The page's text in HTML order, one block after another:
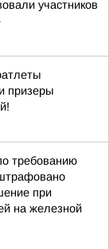
участников
призеры
требованию
при
на железной